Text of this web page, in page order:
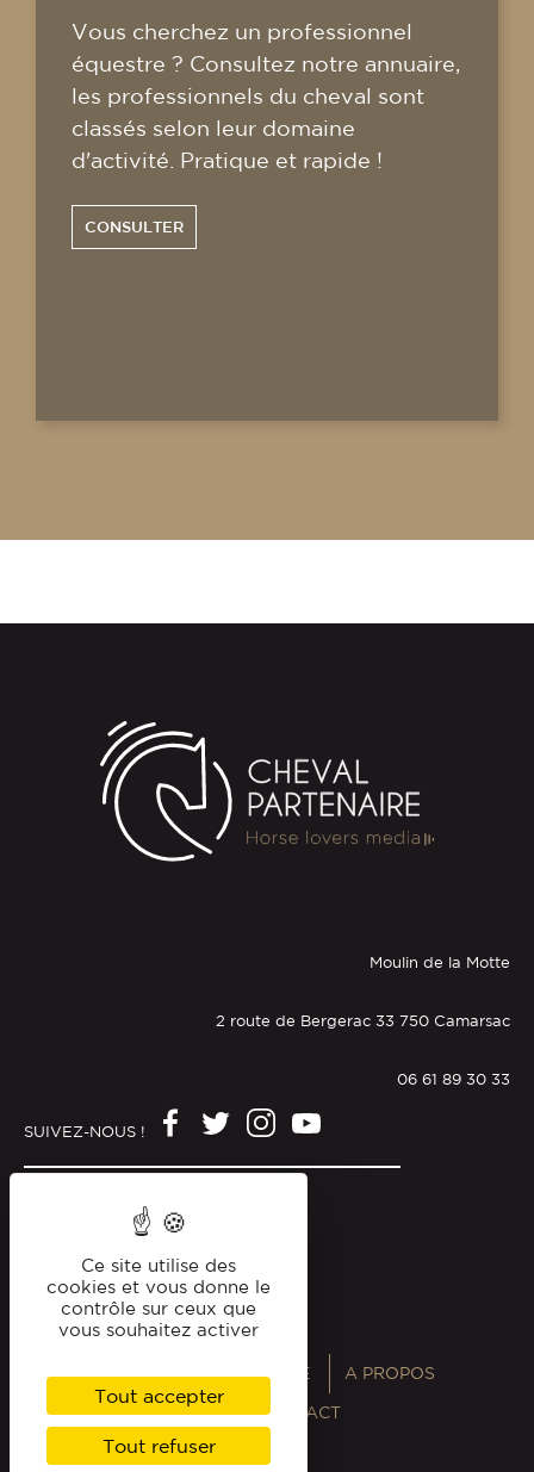
Vous cherchez un professionnel
équestre ? Consultez notre annuaire,
les professionnels du cheval sont
classés selon leur domaine
d'activité. Pratique et rapide !
CONSULTER
Moulin de la Motte
2 route de Bergerac 33 750 Camarsac
06 61 89 30 33
SUIVEZ-NOUS !
Politique de confidentialité
ANNUAIRES MAGAZINE A PROPOS
PROFESSIONNELS CONTACT
Ce site utilise des
cookies et vous donne le
contrôle sur ceux que
vous souhaitez activer
Tout accepter
Tout refuser